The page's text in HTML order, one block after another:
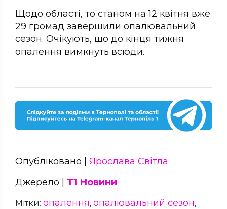
Щодо області, то станом на 12 квітня вже
29 громад завершили опалювальний
сезон. Очікують, що до кінця тижня
опалення вимкнуть всюди.
Опубліковано | Ярослава Світла
Джерело | Т1 Новини
Мітки: опалення, опалювальний сезон,